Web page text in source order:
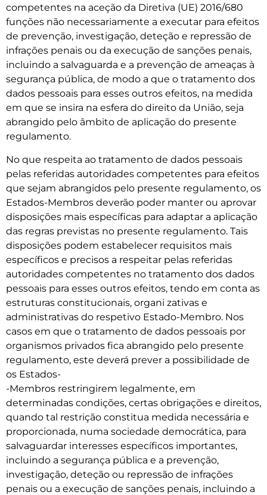
competentes na aceção da Diretiva (UE) 2016/680
funções não necessariamente a executar para efeitos
de prevenção, investigação, deteção e repressão de
infrações penais ou da execução de sanções penais,
incluindo a salvaguarda e a prevenção de ameaças à
segurança pública, de modo a que o tratamento dos
dados pessoais para esses outros efeitos, na medida
em que se insira na esfera do direito da União, seja
abrangido pelo âmbito de aplicação do presente
regulamento.
No que respeita ao tratamento de dados pessoais
pelas referidas autoridades competentes para efeitos
que sejam abrangidos pelo presente regulamento, os
Estados-Membros deverão poder manter ou aprovar
disposições mais específicas para adaptar a aplicação
das regras previstas no presente regulamento. Tais
disposições podem estabelecer requisitos mais
específicos e precisos a respeitar pelas referidas
autoridades competentes no tratamento dos dados
pessoais para esses outros efeitos, tendo em conta as
estruturas constitucionais, organi­ zativas e
administrativas do respetivo Estado-Membro. Nos
casos em que o tratamento de dados pessoais por
organismos privados fica abrangido pelo presente
regulamento, este deverá prever a possibilidade de
os Estados-
-Membros restringirem legalmente, em
determinadas condições, certas obrigações e direitos,
quando tal restrição constitua medida necessária e
proporcionada, numa sociedade democrática, para
salvaguardar interesses específicos importantes,
incluindo a segurança pública e a prevenção,
investigação, deteção ou repressão de infrações
penais ou a execução de sanções penais, incluindo a